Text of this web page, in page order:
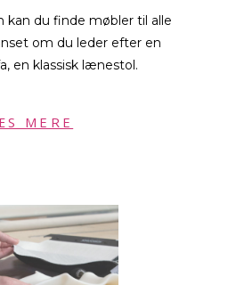
kan du finde møbler til alle
om du leder efter en
en klassisk lænestol.
MERE